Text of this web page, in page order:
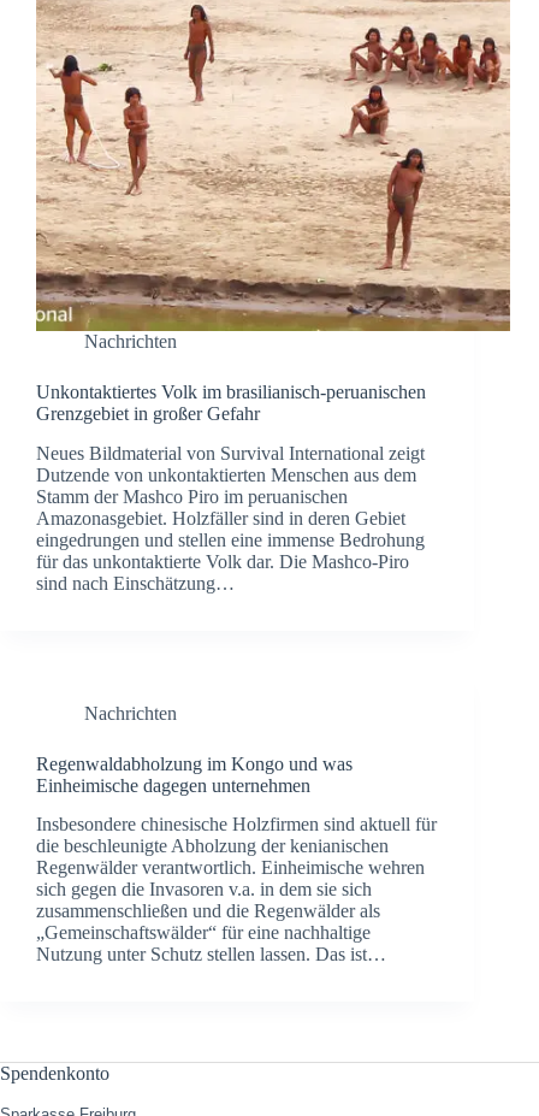
Nachrichten
Unkontaktiertes Volk im brasilianisch-peruanischen
Grenzgebiet in großer Gefahr
Neues Bildmaterial von Survival International zeigt
Dutzende von unkontaktierten Menschen aus dem
Stamm der Mashco Piro im peruanischen
Amazonasgebiet. Holzfäller sind in deren Gebiet
eingedrungen und stellen eine immense Bedrohung
für das unkontaktierte Volk dar. Die Mashco-Piro
sind nach Einschätzung…
Nachrichten
Regenwaldabholzung im Kongo und was
Einheimische dagegen unternehmen
Insbesondere chinesische Holzfirmen sind aktuell für
die beschleunigte Abholzung der kenianischen
Regenwälder verantwortlich. Einheimische wehren
sich gegen die Invasoren v.a. in dem sie sich
zusammenschließen und die Regenwälder als
„Gemeinschaftswälder“ für eine nachhaltige
Nutzung unter Schutz stellen lassen. Das ist…
Spendenkonto